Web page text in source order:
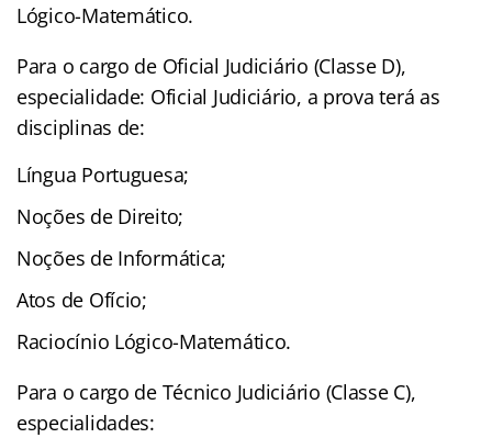
Lógico-Matemático.
Para o cargo de Oficial Judiciário (Classe D),
especialidade: Oficial Judiciário, a prova terá as
disciplinas de:
Língua Portuguesa;
Noções de Direito;
Noções de Informática;
Atos de Ofício;
Raciocínio Lógico-Matemático.
Para o cargo de Técnico Judiciário (Classe C),
especialidades: